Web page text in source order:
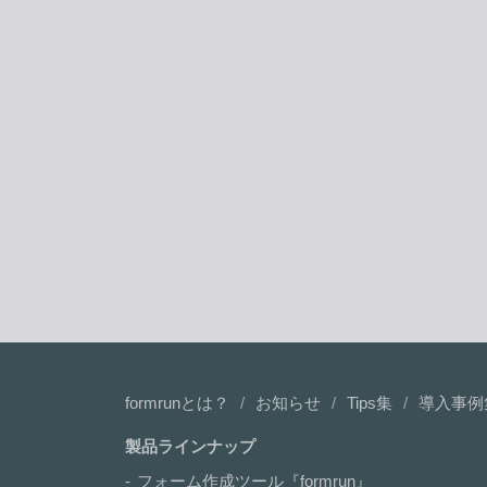
formrunとは？ お知らせ Tips集 導入事例
製品ラインナップ
フォーム作成ツール『formrun』